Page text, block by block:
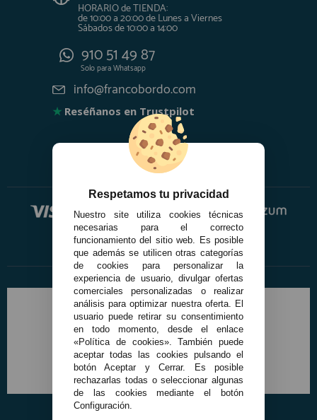
info@francobordo.com
HORARIO de TIENDA:
de 10:00 a 20:00 de Lunes a Viernes
Sábados de 10:00 a 14:00
910 51 49 87
Solo paraWhatsapp
info@francobordo.com
★ Reséñanos en Trustpilot
Respetamos tu privacidad
Nuestro site utiliza cookies técnicas
necesarias para el correcto
funcionamiento del sitio web. Es posible
que además se utilicen otras categorías
de cookies para personalizar la
experiencia de usuario, divulgar ofertas
comerciales personalizadas o realizar
análisis para optimizar nuestra oferta. El
usuario puede retirar su consentimiento
en todo momento, desde el enlace
«Política de cookies». También puede
aceptar todas las cookies pulsando el
botón Aceptar y Cerrar. Es posible
rechazarlas todas o seleccionar algunas
de las cookies mediante el botón
Configuración.